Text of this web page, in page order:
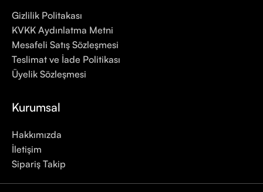
Gizlilik Politakası
KVKK Aydınlatma Metni
Mesafeli Satış Sözleşmesi
Teslimat ve İade Politikası
Üyelik Sözleşmesi
Kurumsal
Hakkımızda
İletişim
Sipariş Takip